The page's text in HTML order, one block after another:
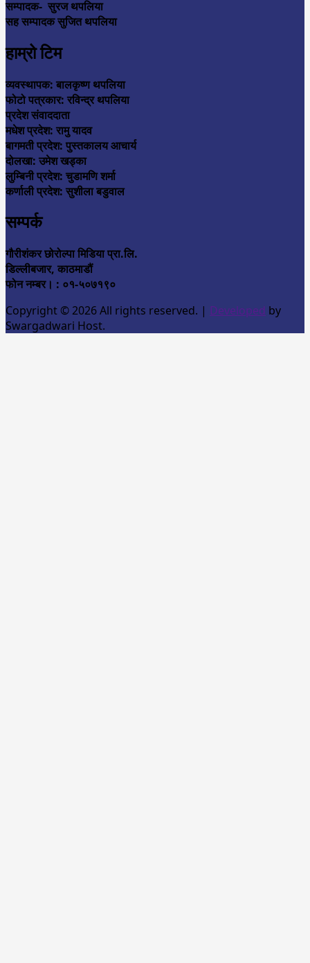
सम्पादक- सुरज थपलिया
सह सम्पादक सुजित थपलिया
हाम्रो टिम
व्यवस्थापक: बालकृष्ण थपलिया
फोटो पत्रकार: रविन्द्र थपलिया
प्रदेश संवाददाता
मधेश प्रदेश: रामु यादव
बागमती प्रदेश: पुस्तकालय आचार्य
दोलखा: उमेश खड्का
लुम्बिनी प्रदेश: चुडामणि शर्मा
कर्णाली प्रदेश: सुशीला बडुवाल
सम्पर्क
गौरीशंकर छोरोल्पा मिडिया प्रा.लि.
डिल्लीबजार, काठमाडौं
फोन नम्बर। : ०१-५०७१९०
Copyright © 2026 All rights reserved. | Developed by
Swargadwari Host.